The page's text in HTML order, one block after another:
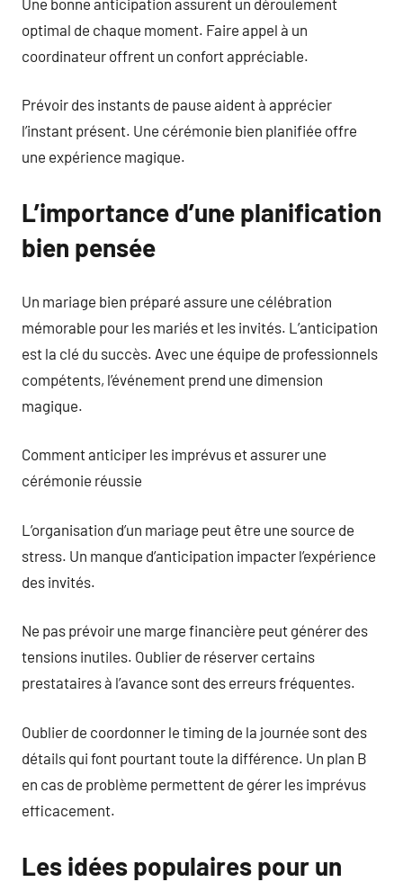
optimal de chaque moment. Faire appel à un
coordinateur offrent un confort appréciable.
Prévoir des instants de pause aident à apprécier
l’instant présent. Une cérémonie bien planifiée offre
une expérience magique.
L’importance d’une planification
bien pensée
Un mariage bien préparé assure une célébration
mémorable pour les mariés et les invités. L’anticipation
est la clé du succès. Avec une équipe de professionnels
compétents, l’événement prend une dimension
magique.
Comment anticiper les imprévus et assurer une
cérémonie réussie
L’organisation d’un mariage peut être une source de
stress. Un manque d’anticipation impacter l’expérience
des invités.
Ne pas prévoir une marge financière peut générer des
tensions inutiles. Oublier de réserver certains
prestataires à l’avance sont des erreurs fréquentes.
Oublier de coordonner le timing de la journée sont des
détails qui font pourtant toute la différence. Un plan B
en cas de problème permettent de gérer les imprévus
efficacement.
Les idées populaires pour un